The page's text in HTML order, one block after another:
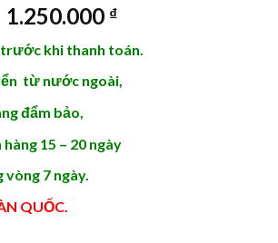
Giá
gốc
là:
1.750.000 ₫.
1.250.000 ₫Giá
tại
là:
khi thanh toán.
từ nước ngoài,
đẩm bảo,
15 – 20 ngày
7 ngày.
QUỐC.